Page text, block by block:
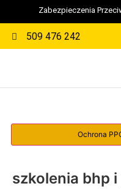
Zabezpieczenia
509 476 242
szkolenia bhp